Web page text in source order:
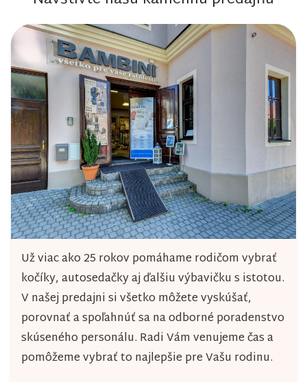
v
k
y
v
ý
p
i
s
u
Už viac ako 25 rokov pomáhame rodičom vybrať
kočíky, autosedačky aj ďalšiu výbavičku s istotou.
V našej predajni si všetko môžete vyskúšať,
porovnať a spoľahnúť sa na odborné poradenstvo
skúseného personálu. Radi Vám venujeme čas a
pomôžeme vybrať to najlepšie pre Vašu rodinu.